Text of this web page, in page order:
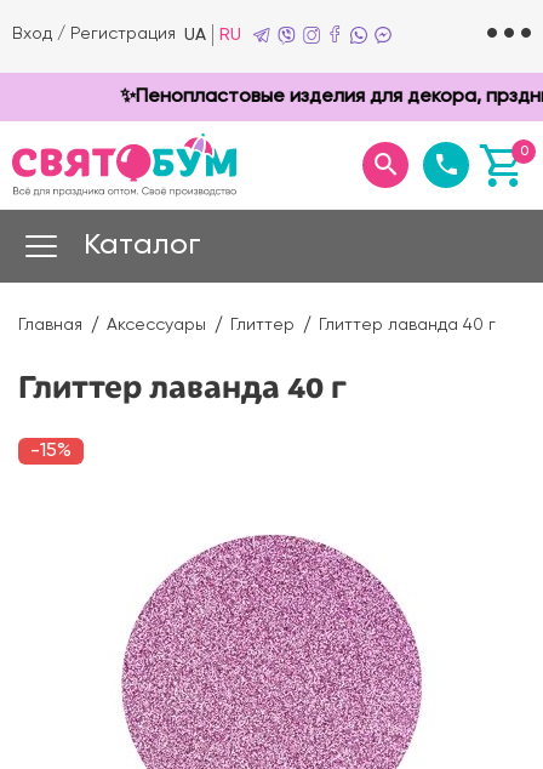
Вход / Регистрация UA RU
✨Пенопластовые изделия для декора,
0
Каталог
Главная Аксессуары Глиттер Глиттер лаванда 40 г
Глиттер лаванда 40 г
-15%